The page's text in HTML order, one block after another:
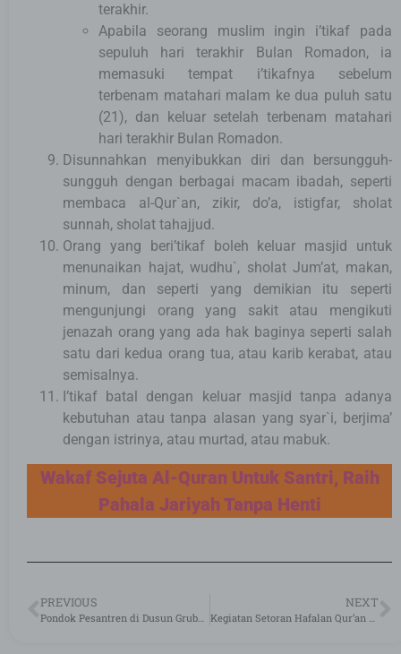
terakhir.
Apabila seorang muslim ingin i’tikaf pada
sepuluh hari terakhir Bulan Romadon, ia
memasuki tempat i’tikafnya sebelum
terbenam matahari malam ke dua puluh satu
(21), dan keluar setelah terbenam matahari
hari terakhir Bulan Romadon.
Disunnahkan menyibukkan diri dan bersungguh-
sungguh dengan berbagai macam ibadah, seperti
membaca al-Qur`an, zikir, do’a, istigfar, sholat
sunnah, sholat tahajjud.
Orang yang beri’tikaf boleh keluar masjid untuk
menunaikan hajat, wudhu`, sholat Jum’at, makan,
minum, dan seperti yang demikian itu seperti
mengunjungi orang yang sakit atau mengikuti
jenazah orang yang ada hak baginya seperti salah
satu dari kedua orang tua, atau karib kerabat, atau
semisalnya.
I’tikaf batal dengan keluar masjid tanpa adanya
kebutuhan atau tanpa alasan yang syar`i, berjima’
dengan istrinya, atau murtad, atau mabuk.
Wakaf Sejuta Al-Quran Untuk Santri, Raih
Pahala Jariyah Tanpa Henti
PREVIOUS
Pondok Pesantren di Dusun Grubug Sumenep Menerima Manfaat dari Program Wakaf Sejuta Qur’an
NEXT
Kegiatan Setoran Hafalan Qur’an Santri Ma’had Riyadhus Sholihin Cianjur